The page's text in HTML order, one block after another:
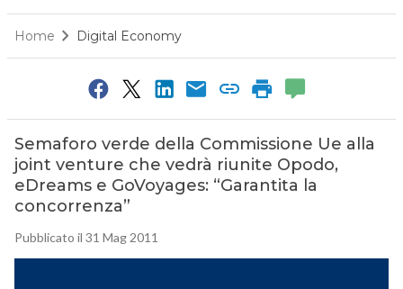
Home Digital Economy
Semaforo verde della Commissione Ue alla
joint venture che vedrà riunite Opodo,
eDreams e GoVoyages: “Garantita la
concorrenza”
Pubblicato il 31 Mag 2011